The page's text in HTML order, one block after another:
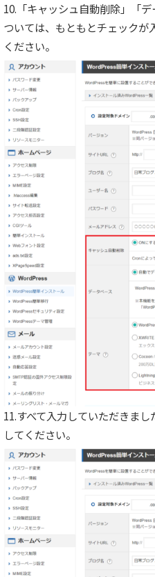
10.「キャッシュ自動削除」「
ついては、もともとチェックが
ください。
11.すべて入力していただきま
してください。